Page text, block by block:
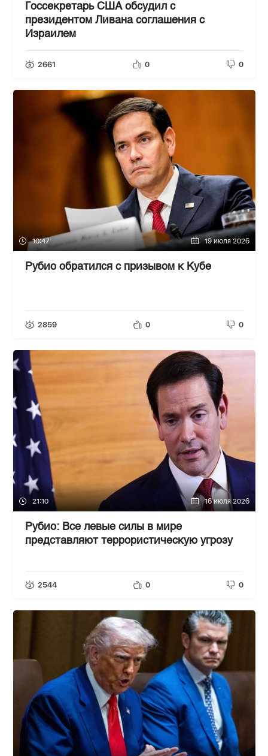
Госсекретарь США обсудил с
президентом Ливана соглашения с
Израилем
2661 0 0
10:47 19 июля 2026
Рубио обратился с призывом к Кубе
2859 0 0
21:10 16 июля 2026
Рубио: Все левые силы в мире
представляют террористическую угрозу
2544 0 0